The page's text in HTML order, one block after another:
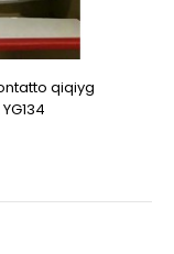
qiqiyg